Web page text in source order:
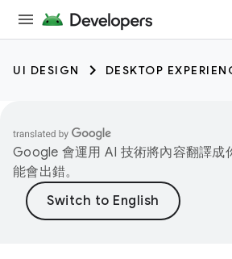
UI DESIGN DESKTOP
Google 會運用 AI 技術將內容翻譯成
能會出錯。